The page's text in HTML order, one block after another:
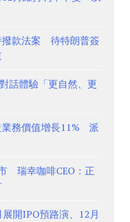
撥款法案 待特朗普簽
話體驗「更自然、更
業務價值增長11% 派
瑞幸咖啡CEO：正
開IPO預路演、12月